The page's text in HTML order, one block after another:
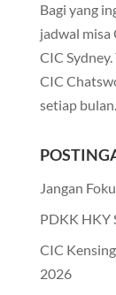
Bagi yang
jadwal misa
CIC
CIC
setiap
Jangan
PDKK HKY
CIC
2026